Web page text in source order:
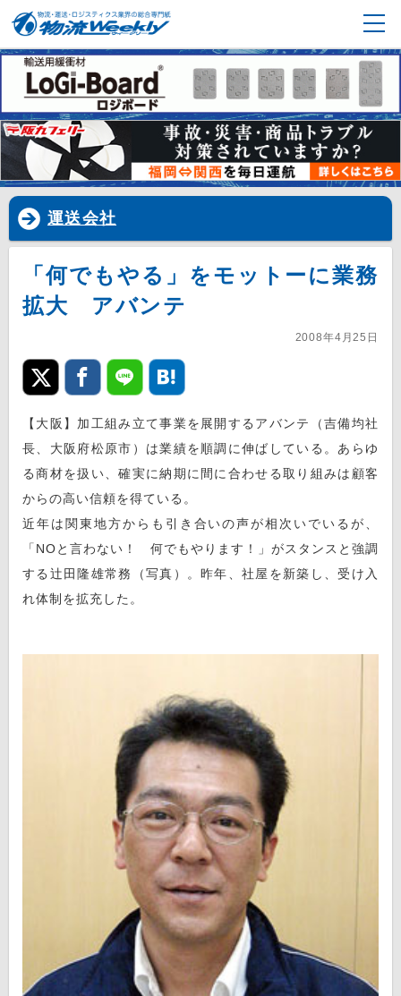
運送会社
「何でもやる」をモットーに業務
拡大 アバンテ
2008年4月25日
【大阪】加工組み立て事業を展開するアバンテ（吉備均社
長、大阪府松原市）は業績を順調に伸ばしている。あらゆ
る商材を扱い、確実に納期に間に合わせる取り組みは顧客
からの高い信頼を得ている。
近年は関東地方からも引き合いの声が相次いでいるが、
「NOと言わない！ 何でもやります！」がスタンスと強調
する辻田隆雄常務（写真）。昨年、社屋を新築し、受け入
れ体制を拡充した。